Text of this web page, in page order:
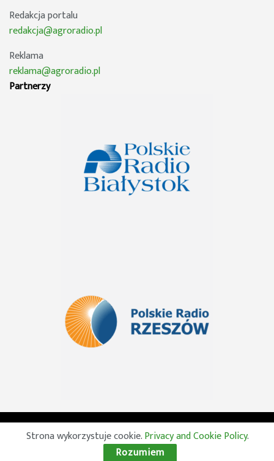
Redakcja portalu
redakcja@agroradio.pl
Reklama
reklama@agroradio.pl
Partnerzy
© 2026 Wszelkie prawa zastrzeżone. Radio Lublin S.A. w
likwidacji
Strona wykorzystuje cookie.Privacy and Cookie Policy.
Rozumiem